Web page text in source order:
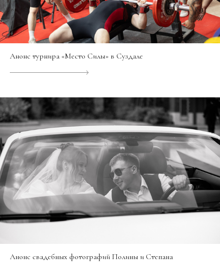
Анонс турнира «Место Силы» в Суздале
Анонс свадебных фотографий Полины и Степана